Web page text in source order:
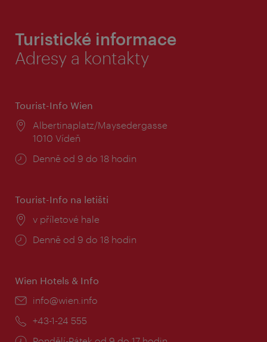
Turistické informace
Adresy a kontakty
Tourist-Info Wien
Místo:
Albertinaplatz/Maysedergasse
1010 Vídeň
Provozní
Denně od 9 do 18 hodin
Tourist-Info na letišti
Místo:
v příletové hale
Provozní
Denně od 9 do 18 hodin
Wien Hotels & Info
E-
info@wien.info
Telefon:
+43-1-24 555